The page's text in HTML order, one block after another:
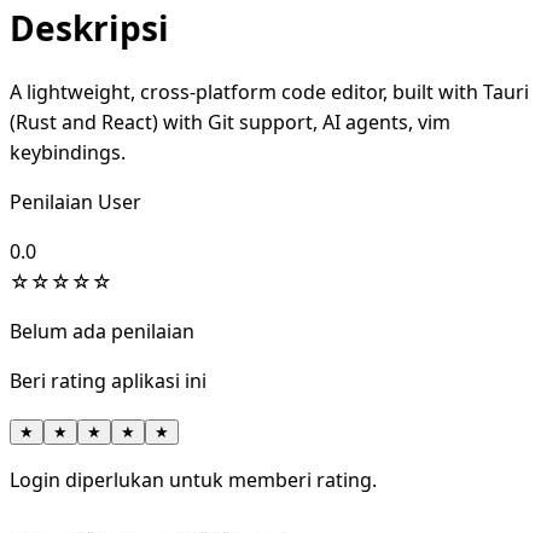
Deskripsi
A lightweight, cross-platform code editor, built with Tauri
(Rust and React) with Git support, AI agents, vim
keybindings.
Penilaian User
0.0
☆☆☆☆☆
Belum ada penilaian
Beri rating aplikasi ini
★ ★ ★ ★ ★
Login diperlukan untuk memberi rating.